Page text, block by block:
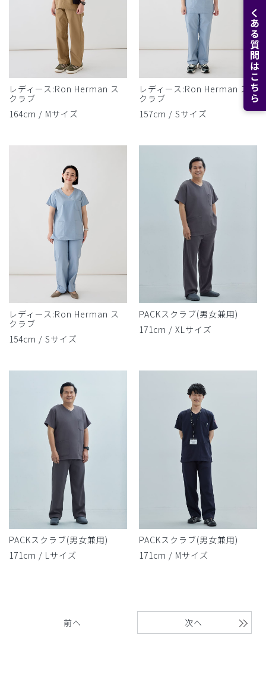
よくある質問はこちら
レディース:Ron Herman ス
クラブ
164cm / Mサイズ
レディース:Ron Herman ス
クラブ
157cm / Sサイズ
レディース:Ron Herman ス
クラブ
154cm / Sサイズ
PACKスクラブ(男女兼用)
171cm / XLサイズ
PACKスクラブ(男女兼用)
171cm / Lサイズ
PACKスクラブ(男女兼用)
171cm / Mサイズ